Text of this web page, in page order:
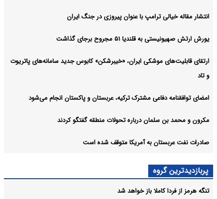
انتشار مقاله خیالی ترامپ با عنوان پیروزی در جنگ ایران
یورش ارتش صهیونیستی به قلندیا ۵۱ مجروح برجای گذاشت
ارتقای قابلیت‌های موشکی ایران، «خیبرشکن» کابوس جدید سامانه‌های پاتریوت
و تاد
امضای توافقنامه دفاعی مشترک ترکیه، عربستان و پاکستان انجام می‌شود
مکرون و محمد بن سلمان درباره تحولات منطقه گفتگو کردند
صادرات نفت عربستان به آمریکا متوقف شده است
پربازدیدترین گروه
تنگه هرمز از فردا کاملا باز خواهد شد